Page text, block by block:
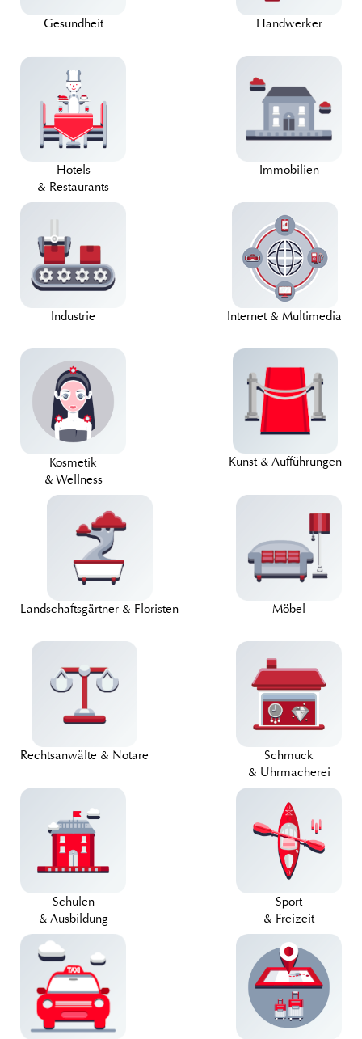
Gesundheit Handwerker
Hotels
& Restaurants
Immobilien
Industrie Internet & Multimedia
Kosmetik
& Wellness
Kunst & Aufführungen
Landschaftsgärtner & Floristen Möbel
Rechtsanwälte & Notare
Schmuck
& Uhrmacherei
Schulen
& Ausbildung
Sport
& Freizeit